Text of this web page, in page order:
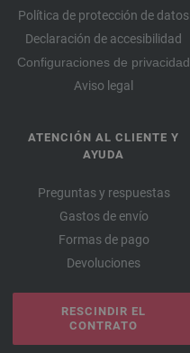
Política de protección de datos
Declaración de accesibilidad
Configuraciones de privacidad
Aviso legal
ATENCIÓN AL CLIENTE Y
AYUDA
Preguntas y respuestas
Gastos de envío
Formas de pago
Devoluciones
RESCINDIR EL
CONTRATO